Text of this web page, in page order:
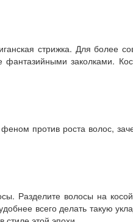
стрижка. Для более
заколками.
против роста волос,
Разделите волосы на
всего делать такую